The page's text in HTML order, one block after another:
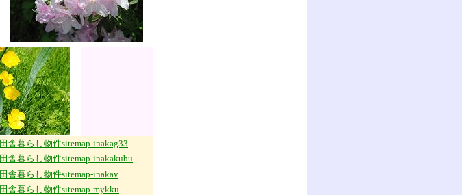
田舎暮らし物件sitemap-inakag33
田舎暮らし物件sitemap-inakakubu
田舎暮らし物件sitemap-inakav
田舎暮らし物件sitemap-mykku